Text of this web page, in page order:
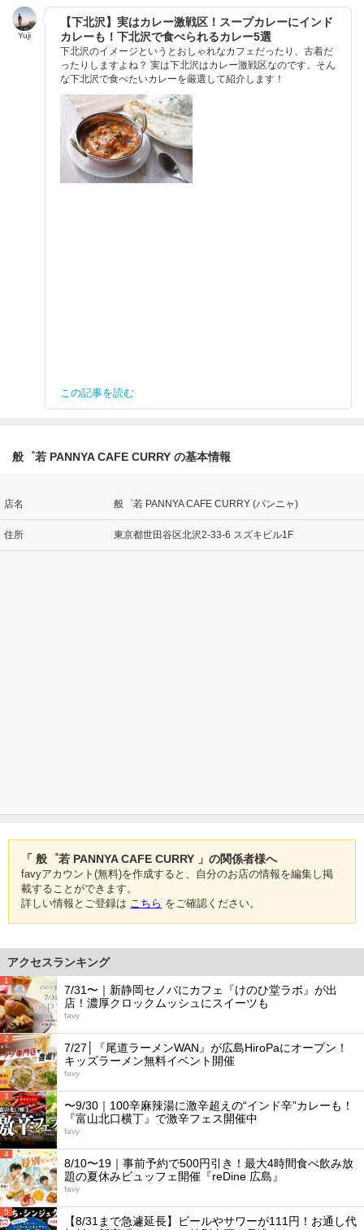
Yuji
【下北沢】実はカレー激戦区！スープカレーにインド
カレーも！下北沢で食べられるカレー5選
下北沢のイメージというとおしゃれなカフェだったり、古着だ
ったりしますよね？ 実は下北沢はカレー激戦区なのです。そん
な下北沢で食べたいカレーを厳選して紹介します！
この記事を読む
般゜若 PANNYA CAFE CURRY の基本情報
店名 般゜若 PANNYA CAFE CURRY (パンニャ)
住所 東京都世田谷区北沢2-33-6 スズキビル1F
「 般゜若 PANNYA CAFE CURRY 」の関係者様へ
favyアカウント(無料)を作成すると、自分のお店の情報を編集し掲
載することができます。
詳しい情報とご登録は こちら をご確認ください。
アクセスランキング
1
7/31〜｜新静岡セノバにカフェ『けのひ堂ラボ』が出
店！濃厚クロックムッシュにスイーツも
favy
2
7/27│『尾道ラーメンWAN』が広島HiroPaにオープン！
キッズラーメン無料イベント開催
favy
3
〜9/30｜100辛麻辣湯に激辛超えの“インド辛”カレーも！
『富山北口横丁』で激辛フェス開催中
favy
4
8/10〜19｜事前予約で500円引き！最大4時間食べ飲み放
題の夏休みビュッフェ開催『reDine 広島』
favy
5
【8/31まで急遽延長】ビールやサワーが111円！お通し代